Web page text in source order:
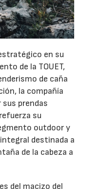
en su
de la TOUET,
de caña
la compañía
prendas
su
outdoor y
destinada a
de la cabeza a
del macizo del